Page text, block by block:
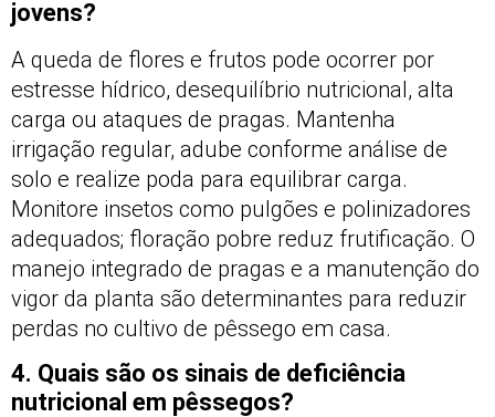
jovens?
A queda de flores e frutos pode ocorrer por
estresse hídrico, desequilíbrio nutricional, alta
carga ou ataques de pragas. Mantenha
irrigação regular, adube conforme análise de
solo e realize poda para equilibrar carga.
Monitore insetos como pulgões e polinizadores
adequados; floração pobre reduz frutificação. O
manejo integrado de pragas e a manutenção do
vigor da planta são determinantes para reduzir
perdas no cultivo de pêssego em casa.
4. Quais são os sinais de deficiência
nutricional em pêssegos?